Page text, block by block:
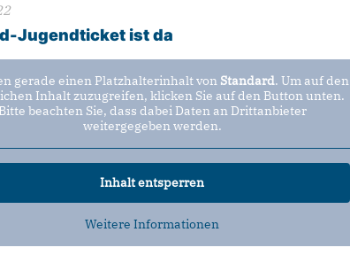
Jugendticket ist da
gerade einen Platzhalterinhalt von Standard. Um auf den
Inhalt zuzugreifen, klicken Sie auf den Button unten.
Bitte beachten Sie, dass dabei Daten an Drittanbieter
weitergegeben werden.
Inhalt entsperren
Weitere Informationen